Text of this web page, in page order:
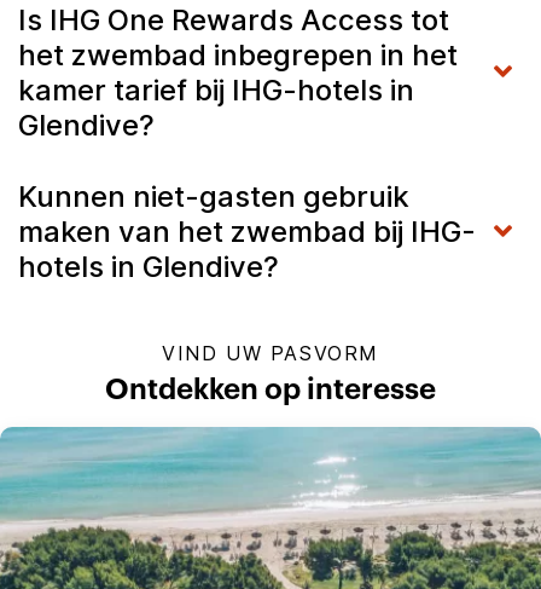
Is IHG One Rewards Access tot
het zwembad inbegrepen in het
kamer tarief bij IHG-hotels in
Glendive?
Kunnen niet-gasten gebruik
maken van het zwembad bij IHG-
hotels in Glendive?
VIND UW PASVORM
Ontdekken op interesse